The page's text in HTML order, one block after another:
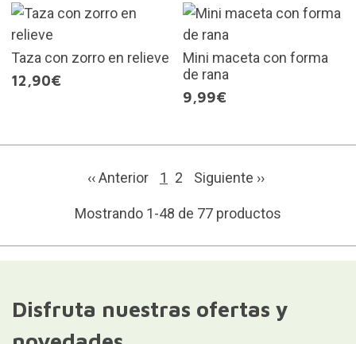
Taza con zorro en relieve
12,90€
Mini maceta con forma
de rana
9,99€
‹‹ Anterior 1 2 Siguiente ››
Mostrando 1-48 de 77 productos
Disfruta nuestras ofertas y